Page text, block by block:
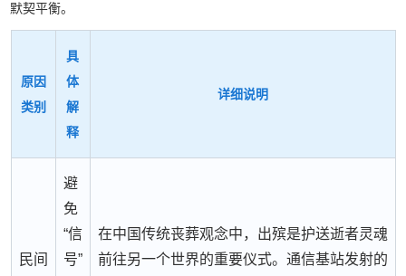
默契平衡。
原因
类别
具
体
解
释
详细说明
民间
避
免
“信
号”
在中国传统丧葬观念中，出殡是护送逝者灵魂
前往另一个世界的重要仪式。通信基站发射的